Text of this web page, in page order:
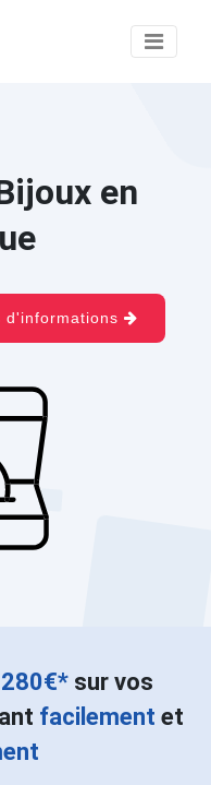
en
d'informations
280€*sur vos
facilement et